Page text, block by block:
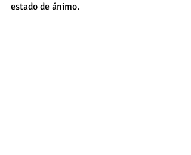
estado de ánimo.